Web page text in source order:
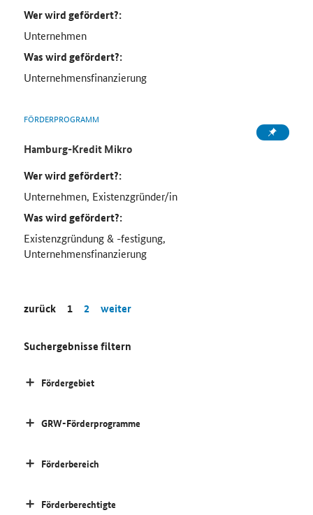
Wer wird gefördert?:
Unternehmen
Was wird gefördert?:
Unternehmensfinanzierung
FÖRDERPROGRAMM
Hamburg-Kredit Mikro
Wer wird gefördert?:
Unternehmen, Existenzgründer/in
Was wird gefördert?:
Existenzgründung & -festigung,
Unternehmensfinanzierung
zurück 1 2 weiter
Suchergebnisse filtern
Fördergebiet
GRW-Förderprogramme
Förderbereich
Förderberechtigte